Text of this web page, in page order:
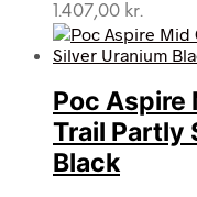
1.407,00 kr.
Poc Aspire
Trail Partly
Black